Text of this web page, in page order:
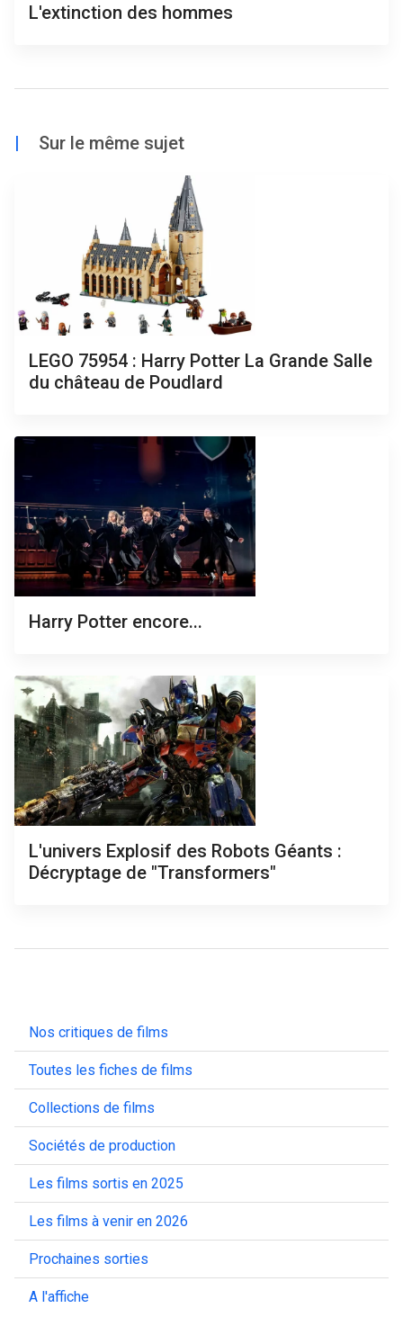
L'extinction des hommes
| Sur le même sujet
LEGO 75954 : Harry Potter La Grande Salle
du château de Poudlard
Harry Potter encore...
L'univers Explosif des Robots Géants :
Décryptage de "Transformers"
Nos critiques de films
Toutes les fiches de films
Collections de films
Sociétés de production
Les films sortis en 2025
Les films à venir en 2026
Prochaines sorties
A l'affiche